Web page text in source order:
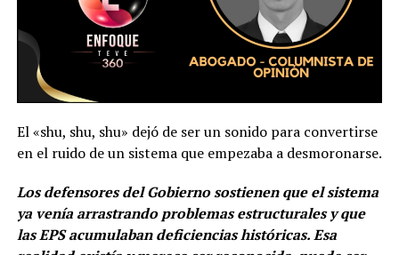
El «shu, shu, shu» dejó de ser un sonido para convertirse
en el ruido de un sistema que empezaba a desmoronarse.
Los defensores del Gobierno sostienen que el sistema
ya venía arrastrando problemas estructurales y que
las EPS acumulaban deficiencias históricas. Esa